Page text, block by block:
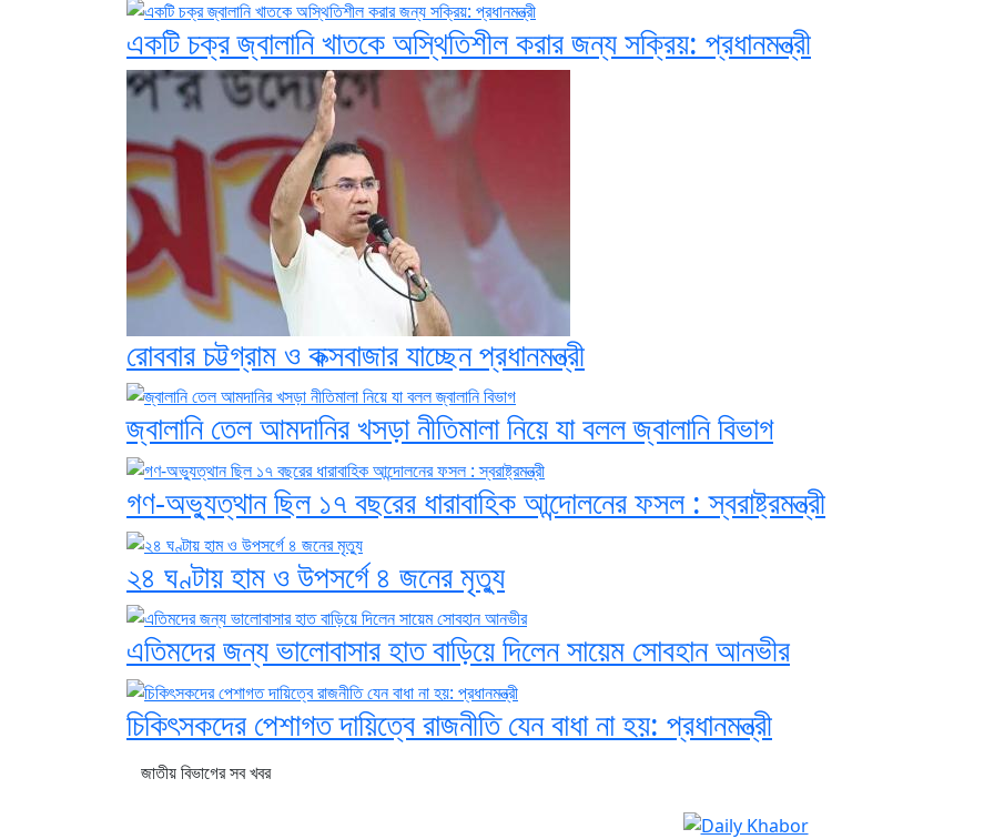
একটি চক্র জ্বালানি খাতকে অস্থিতিশীল করার জন্য সক্রিয়: প্রধানমন্ত্রী
রোববার চট্টগ্রাম ও কক্সবাজার যাচ্ছেন প্রধানমন্ত্রী
জ্বালানি তেল আমদানির খসড়া নীতিমালা নিয়ে যা বলল জ্বালানি বিভাগ
গণ-অভ্যুত্থান ছিল ১৭ বছরের ধারাবাহিক আন্দোলনের ফসল : স্বরাষ্ট্রমন্ত্রী
২৪ ঘণ্টায় হাম ও উপসর্গে ৪ জনের মৃত্যু
এতিমদের জন্য ভালোবাসার হাত বাড়িয়ে দিলেন সায়েম সোবহান আনভীর
চিকিৎসকদের পেশাগত দায়িত্বে রাজনীতি যেন বাধা না হয়: প্রধানমন্ত্রী
জাতীয় বিভাগের সব খবর